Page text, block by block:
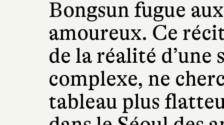
Bongsun fugue
amoureux. Ce
de la réalité
complexe, ne
tableau plus